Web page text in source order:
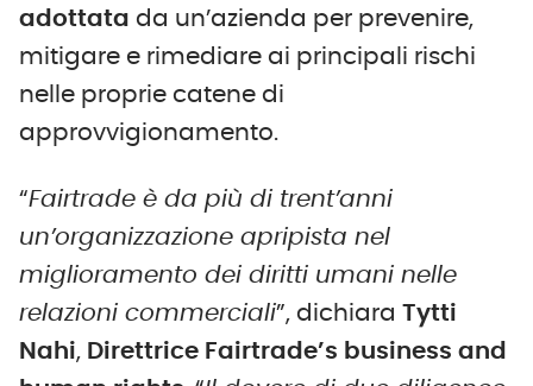
adottata da un’azienda per prevenire,
mitigare e rimediare ai principali rischi
nelle proprie catene di
approvvigionamento.
“Fairtrade è da più di trent’anni
un’organizzazione apripista nel
miglioramento dei diritti umani nelle
relazioni commerciali”, dichiara Tytti
Nahi, Direttrice Fairtrade’s business and